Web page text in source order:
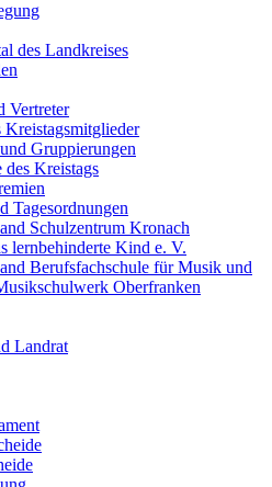
des Landkreises
Vertreter
Kreistagsmitglieder
Gruppierungen
des Kreistags
Tagesordnungen
Schulzentrum Kronach
lernbehinderte Kind e. V.
Berufsfachschule für Musik und
Oberfranken
Landrat